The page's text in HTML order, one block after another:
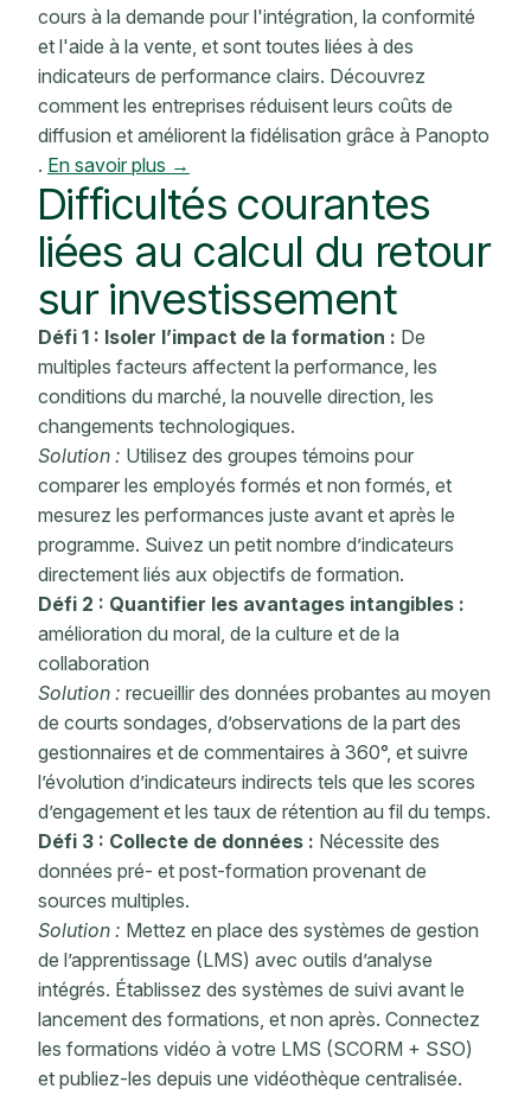
cours à la demande pour l'intégration, la conformité
et l'aide à la vente, et sont toutes liées à des
indicateurs de performance clairs. Découvrez
comment les entreprises réduisent leurs coûts de
diffusion et améliorent la fidélisation grâce à Panopto
. En savoir plus →
Difficultés courantes
liées au calcul du retour
sur investissement
Défi 1 : Isoler l’impact de la formation : De
multiples facteurs affectent la performance, les
conditions du marché, la nouvelle direction, les
changements technologiques.
Solution : Utilisez des groupes témoins pour
comparer les employés formés et non formés, et
mesurez les performances juste avant et après le
programme. Suivez un petit nombre d’indicateurs
directement liés aux objectifs de formation.
Défi 2 : Quantifier les avantages intangibles :
amélioration du moral, de la culture et de la
collaboration
Solution : recueillir des données probantes au moyen
de courts sondages, d’observations de la part des
gestionnaires et de commentaires à 360°, et suivre
l’évolution d’indicateurs indirects tels que les scores
d’engagement et les taux de rétention au fil du temps.
Défi 3 : Collecte de données : Nécessite des
données pré- et post-formation provenant de
sources multiples.
Solution : Mettez en place des systèmes de gestion
de l’apprentissage (LMS) avec outils d’analyse
intégrés. Établissez des systèmes de suivi avant le
lancement des formations, et non après. Connectez
les formations vidéo à votre LMS (SCORM + SSO)
et publiez-les depuis une vidéothèque centralisée.